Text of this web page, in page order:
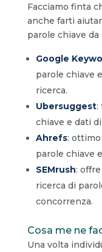
Facciamo finta
anche farti
parole chiave
Google
parole chiave
ricerca.
Ubersuggest:
chiave e dati
Ahrefs:
parole chiave
SEMrush:
ricerca di
concorrenza.
Cosa me ne
Una volta